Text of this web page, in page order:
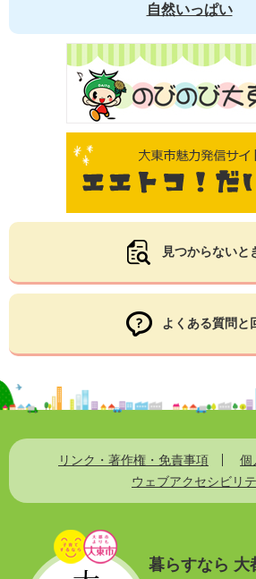
自然いっぱい
見つからないと
よくある質問と
リンク・著作権・免責事項
個
ウェブアクセシビリ
暮らすなら 大